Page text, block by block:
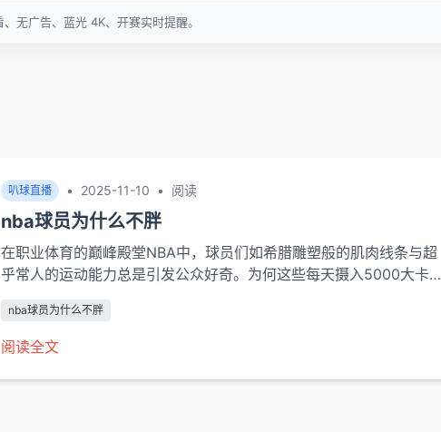
叭球直播 • 2025-11-10 • 阅读
nba球员为什么不胖
在职业体育的巅峰殿堂NBA中，球员们如希腊雕塑般的肌肉线条与超
乎常人的运动能力总是引发公众好奇。为何这些每天摄入5000大卡热
动科学、代谢机制与职业纪律共同编织的生物学奇迹。代谢引...
nba球员为什么不胖
阅读全文